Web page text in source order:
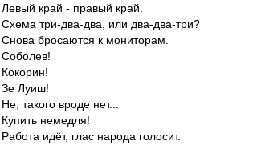
Левый край - правый край.
Схема три-два-два, или два-два-три?
Снова бросаются к мониторам.
Соболев!
Кокорин!
Зе Луиш!
Не, такого вроде нет...
Купить немедля!
Работа идёт, глас народа голосит.